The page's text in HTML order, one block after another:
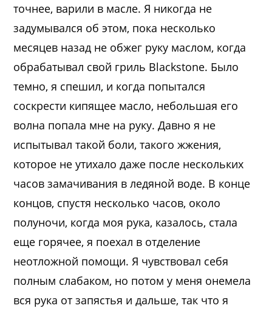
точнее, варили в масле. Я никогда не
задумывался об этом, пока несколько
месяцев назад не обжег руку маслом, когда
обрабатывал свой гриль Blackstone. Было
темно, я спешил, и когда попытался
соскрести кипящее масло, небольшая его
волна попала мне на руку. Давно я не
испытывал такой боли, такого жжения,
которое не утихало даже после нескольких
часов замачивания в ледяной воде. В конце
концов, спустя несколько часов, около
полуночи, когда моя рука, казалось, стала
еще горячее, я поехал в отделение
неотложной помощи. Я чувствовал себя
полным слабаком, но потом у меня онемела
вся рука от запястья и дальше, так что я